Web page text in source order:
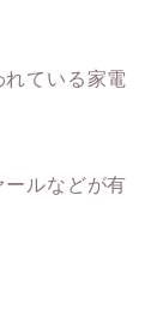
ている家電
ルなどが有